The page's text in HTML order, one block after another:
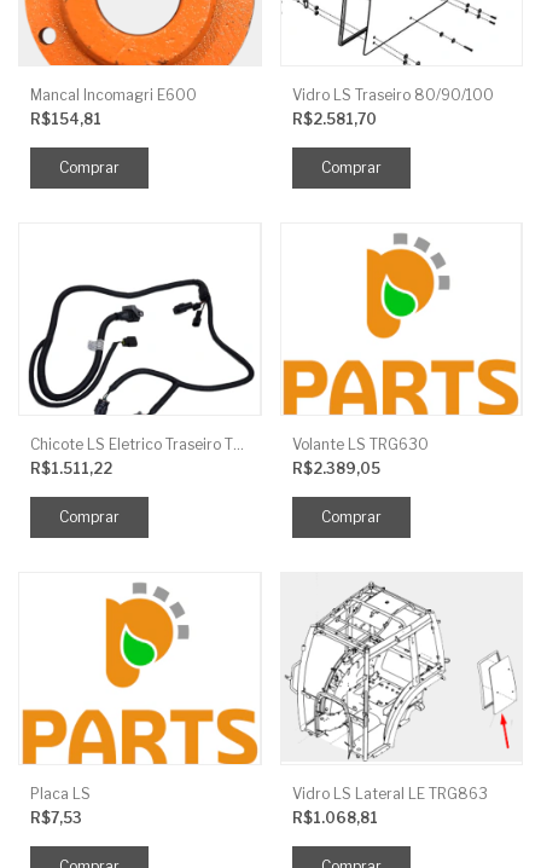
Mancal Incomagri E600
R$154,81
Vidro LS Traseiro 80/90/100
R$2.581,70
R$1.511,22
Volante LS TRG630
R$2.389,05
Placa LS
R$7,53
Vidro LS Lateral LE TRG863
R$1.068,81